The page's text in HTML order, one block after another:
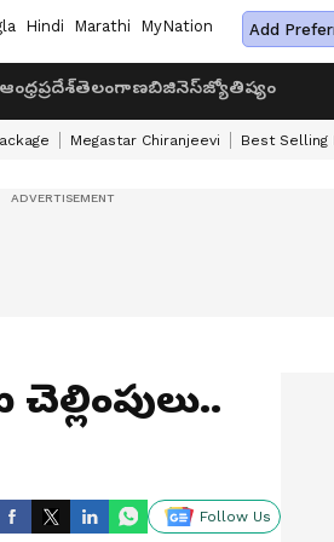
Hindi Marathi MyNation Add
ఆంధ్రప్రదేశ్తెలంగాణబిజినెస్జ్యోతిష్యం
Megastar Chiranjeevi Best Selling
Follow Us